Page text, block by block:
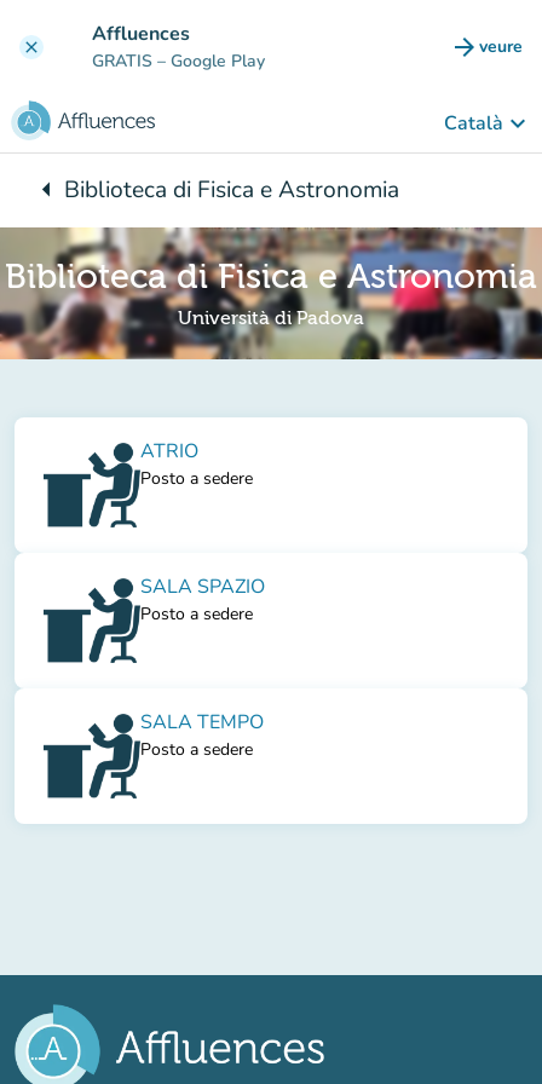
clear Affluences
GRATIS – Google Play arrow_forward veure
(new
Català keyboard_arrow_down
arrow_leftBack to:
Biblioteca di Fisica e Astronomia
Biblioteca di Fisica e Astronomia
Università di Padova
ATRIO
Posto a sedere
SALA SPAZIO
Posto a sedere
SALA TEMPO
Posto a sedere